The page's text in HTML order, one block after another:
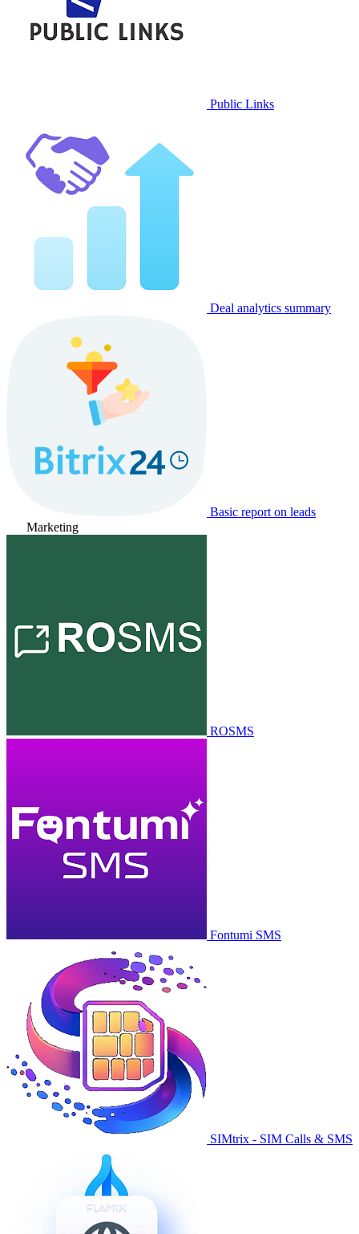
Public Links
Deal analytics summary
Basic report on leads
Marketing
ROSMS
Fontumi SMS
SIMtrix - SIM Calls & SMS